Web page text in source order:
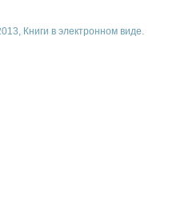
Книги в электронном виде.